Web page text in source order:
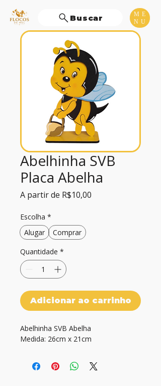
ME
NU
Buscar
Abelhinha SVB
Placa Abelha
A partir de R$10,00
Escolha *
Alugar
Comprar
Quantidade *
Adicionar ao carrinho
Abelhinha SVB Abelha
Medida: 26cm x 21cm